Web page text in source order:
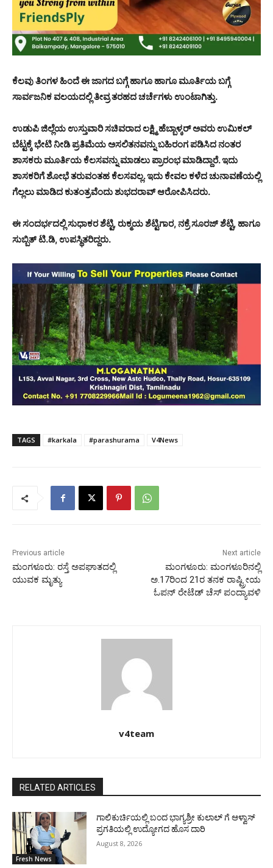
ಕೆಲವು ತಿಂಗಳ ಹಿಂದೆ ಈ ಜಾಗದ ಬಗ್ಗೆ ಹಾಗೂ ಹಾಗೂ ಮೂರ್ತಿಯ ಬಗ್ಗೆ
ಸಾರ್ವಜನಿಕ ವಲಯದಲ್ಲಿ ತೀವ್ರ ತರಹದ ಚರ್ಚೆಗಳು ಉಂಟಾಗಿತ್ತು.
ಉಡುಪಿ ಜಿಲ್ಲೆಯ ಉಸ್ತುವಾರಿ ಸಚಿವರಾದ ಲಕ್ಷ್ಮಿ ಹೆಬ್ಬಾಳ್ಕರ್ ಅವರು ಉಮಿಕಲ್
ಬೆಟ್ಟಕ್ಕೆ ಭೇಟಿ ನೀಡಿ ಪ್ರತಿಮೆಯ ಅಸಲಿತನವನ್ನು ಬಹಿರಂಗ ಪಡಿಸಿದ ನಂತರ
ಶಾಸಕರು ಮೂರ್ತಿಯ ಕೆಲಸವನ್ನು ಮಾಡಲು ಪ್ರಾರಂಭ ಮಾಡಿದ್ದಾರೆ. ಇದು
ಶಾಸಕರಿಗೆ ಶೋಭೆ ತರುವಂತಹ ಕೆಲಸವಲ್ಲ. ಇದು ಕೇವಲ ಕಳೆದ ಚುನಾವಣೆಯಲ್ಲಿ
ಗೆಲ್ಲಲು ಮಾಡಿದ ಕುತಂತ್ರವೆಂದು ಶುಭದರಾವ್ ಆರೋಪಿಸಿದರು.
ಈ ಸಂದರ್ಭದಲ್ಲಿ ಸುಧಾಕರ ಶೆಟ್ಟಿ, ರುಕ್ಮಯ ಶೆಟ್ಟಿಗಾರ, ನಕ್ರೆ ಸೂರಜ್ ಶೆಟ್ಟಿ, ಹಾಗೂ
ಸುಬ್ಬಿತ್ ಟಿ.ಡಿ, ಉಪಸ್ಥಿತರಿದ್ದರು.
TAGS #karkala #parashurama V4News
Previous article
ಮಂಗಳೂರು: ರಸ್ತೆ ಅಪಘಾತದಲ್ಲಿ
ಯುವಕ ಮೃತ್ಯು
Next article
ಮಂಗಳೂರು: ಮಂಗಳೂರಿನಲ್ಲಿ
ಅ.17ರಿಂದ 21ರ ತನಕ ರಾಷ್ಟ್ರೀಯ
ಓಪನ್ ರೇಟೆಡ್ ಚೆಸ್ ಪಂದ್ಯಾವಳಿ
v4team
RELATED ARTICLES
Fresh News
ಗಾಲಿಕುರ್ಚಿಯಲ್ಲಿ ಬಂದ ಭಾಗ್ಯಶ್ರೀ ಕುಲಾಲ್ ಗೆ ಆಳ್ವಾಸ್
ಪ್ರಗತಿಯಲ್ಲಿ ಉದ್ಯೋಗದ ಹೊಸ ದಾರಿ
August 8, 2026